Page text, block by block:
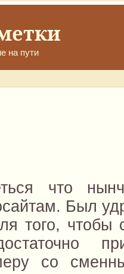
на пути
что
Был
того, чтобы
со